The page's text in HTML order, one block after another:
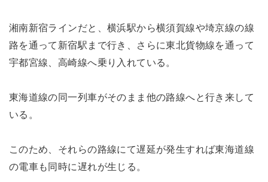
湘南新宿ラインだと、横浜駅から横須賀線や埼京線の線
路を通って新宿駅まで行き、さらに東北貨物線を通って
宇都宮線、高崎線へ乗り入れている。
東海道線の同一列車がそのまま他の路線へと行き来して
いる。
このため、それらの路線にて遅延が発生すれば東海道線
の電車も同時に遅れが生じる。